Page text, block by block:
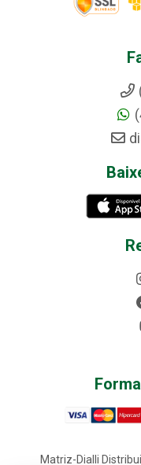
Matriz-Dialli